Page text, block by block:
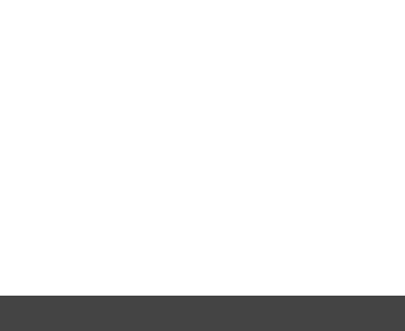
2 Corintios 10:4